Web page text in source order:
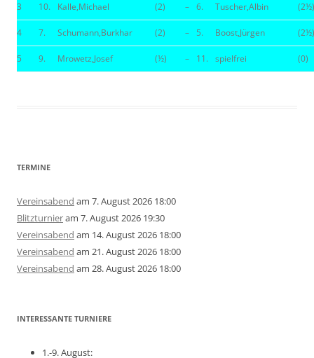
3 10. Kalle,Michael (2) – 6. Tuscher,Albin (2½)
4 7. Schumann,Burkhar (2) – 5. Boost,Jürgen (2½)
5 9. Mrowetz,Josef (½) – 11. spielfrei (0)
TERMINE
Vereinsabend am 7. August 2026 18:00
Blitzturnieram 7. August 2026 19:30
Vereinsabend am 14. August 2026 18:00
Vereinsabend am 21. August 2026 18:00
Vereinsabend am 28. August 2026 18:00
INTERESSANTE TURNIERE
1.-9. August: